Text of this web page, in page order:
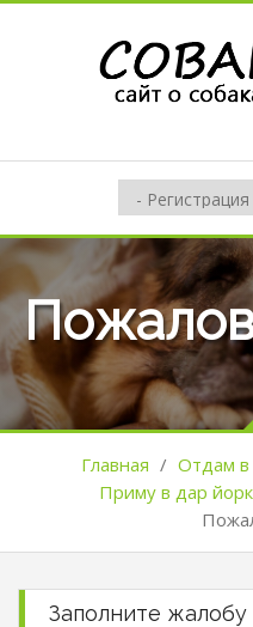
Главная / Отдам в
Приму в дар
Заполните